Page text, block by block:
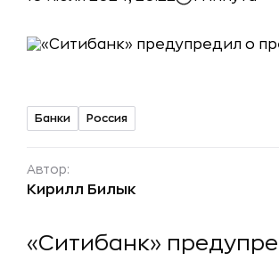
Банки Россия
Автор:
Кирилл Билык
«Ситибанк»